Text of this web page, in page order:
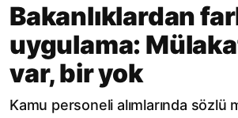
Bakanlıklardan
uygulama:
var, bir yok
Kamu personeli alımlarında sözlü